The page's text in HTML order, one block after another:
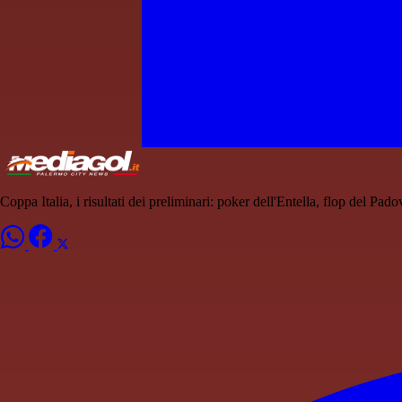
Coppa Italia, i risultati dei preliminari: poker dell'Entella, flop del